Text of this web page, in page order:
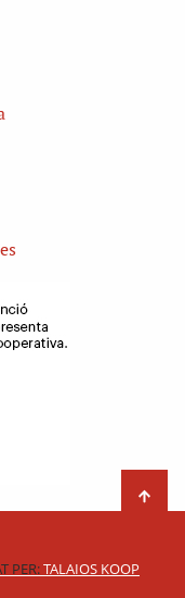
PER:TALAIOS KOOP